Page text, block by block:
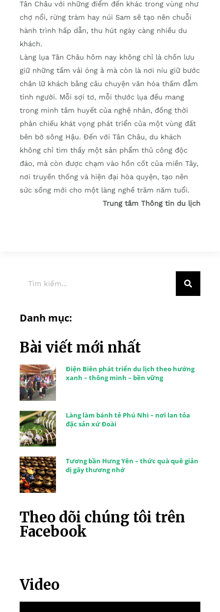
Tân Châu với những điểm đến khác trong vùng như
chợ nổi, rừng tràm hay núi Sam sẽ tạo nên chuỗi
hành trình hấp dẫn, thu hút ngày càng nhiều du
khách.
Làng lụa Tân Châu hôm nay không chỉ là chốn lưu
giữ những tấm vải óng ả mà còn là nơi níu giữ bước
chân lữ khách bằng câu chuyện văn hóa thấm đẫm
tình người. Mỗi sợi tơ, mỗi thước lụa đều mang
trong mình tâm huyết của nghệ nhân, đồng thời
phản chiếu khát vọng phát triển của một vùng đất
bên bờ sông Hậu. Đến với Tân Châu, du khách
không chỉ tìm thấy một sản phẩm thủ công độc
đáo, mà còn được chạm vào hồn cốt của miền Tây,
nơi truyền thống và hiện đại hòa quyện, tạo nên
sức sống mới cho một làng nghề trăm năm tuổi.
Trung tâm Thông tin du lịch
Danh mục:
Bài viết mới nhất
Điện Biên phát triển du lịch theo hướng
xanh – thông minh – bền vững
Làng làm bánh tẻ Phú Nhi – nơi lan tỏa
đặc sản xứ Đoài
Tương bần Hưng Yên – thức quà quê giản
dị gây thương nhớ
Theo dõi chúng tôi trên
Facebook
Video